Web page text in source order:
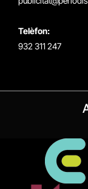
Telèfon:
932 311 247